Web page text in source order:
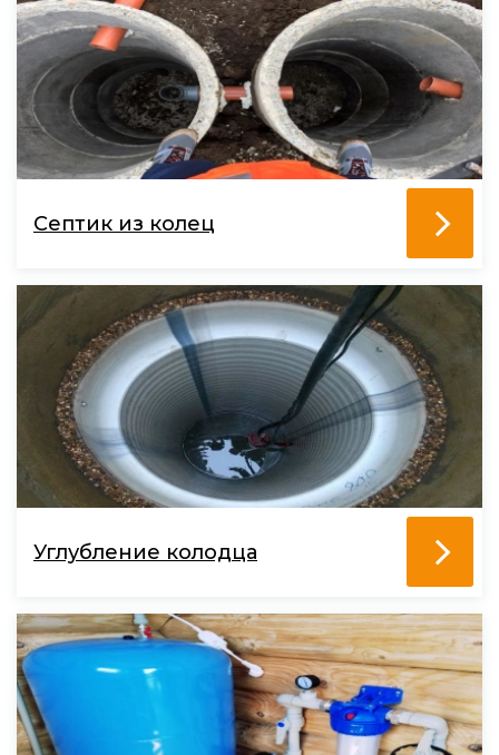
Септик из колец
Углубление колодца